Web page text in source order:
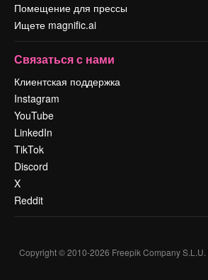
Помещение для прессы
Ищете magnific.ai
Связаться с нами
Клиентская поддержка
Instagram
YouTube
LinkedIn
TikTok
Discord
X
Reddit
Copyright © 2010-2026 Freepik Company S.L.U.